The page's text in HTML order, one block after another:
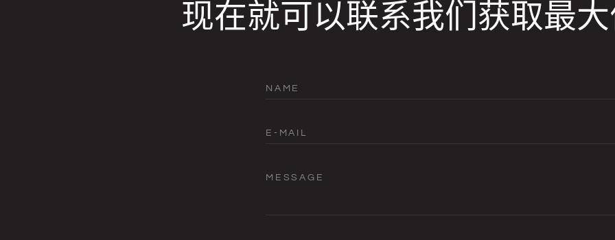
现在就可以联系我们获取最
NAME
E-MAIL
MESSAGE